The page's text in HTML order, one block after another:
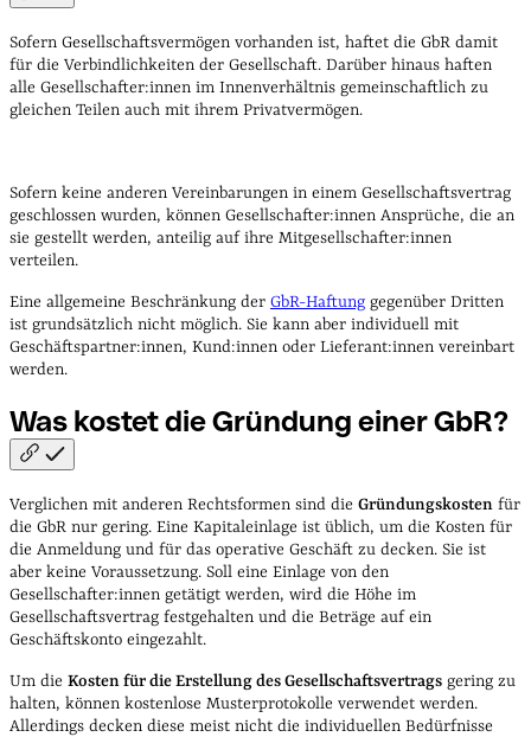
Sofern Gesellschaftsvermögen vorhanden ist, haftet die GbR damit
für die Verbindlichkeiten der Gesellschaft. Darüber hinaus haften
alle Gesellschafter:innen im Innenverhältnis gemeinschaftlich zu
gleichen Teilen auch mit ihrem Privatvermögen.
Sofern keine anderen Vereinbarungen in einem Gesellschaftsvertrag
geschlossen wurden, können Gesellschafter:innen Ansprüche, die an
sie gestellt werden, anteilig auf ihre Mitgesellschafter:innen
verteilen.
Eine allgemeine Beschränkung der GbR-Haftung gegenüber Dritten
ist grundsätzlich nicht möglich. Sie kann aber individuell mit
Geschäftspartner:innen, Kund:innen oder Lieferant:innen vereinbart
werden.
Was kostet die Gründung einerGbR?
Verglichen mit anderen Rechtsformen sind die Gründungskosten für
die GbR nur gering. Eine Kapitaleinlage ist üblich, um die Kosten für
die Anmeldung und für das operative Geschäft zu decken. Sie ist
aber keine Voraussetzung. Soll eine Einlage von den
Gesellschafter:innen getätigt werden, wird die Höhe im
Gesellschaftsvertrag festgehalten und die Beträge auf ein
Geschäftskonto eingezahlt.
Um die Kosten für die Erstellung des Gesellschaftsvertrags gering zu
halten, können kostenlose Musterprotokolle verwendet werden.
Allerdings decken diese meist nicht die individuellen Bedürfnisse